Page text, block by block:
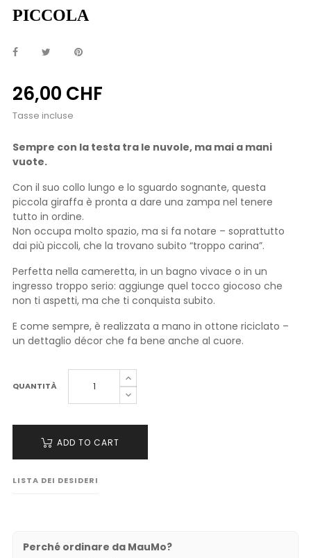
PICCOLA
26,00 CHF
Tasse incluse
Sempre con la testa tra le nuvole, ma mai a mani
vuote.
Con il suo collo lungo e lo sguardo sognante, questa
piccola giraffa è pronta a dare una zampa nel tenere
tutto in ordine.
Non occupa molto spazio, ma si fa notare – soprattutto
dai più piccoli, che la trovano subito “troppo carina”.
Perfetta nella cameretta, in un bagno vivace o in un
ingresso troppo serio: aggiunge quel tocco giocoso che
non ti aspetti, ma che ti conquista subito.
E come sempre, è realizzata a mano in ottone riciclato –
un dettaglio décor che fa bene anche al cuore.
QUANTITÀ
ADD TO CART
LISTA DEI DESIDERI
Perché ordinare da MauMo?